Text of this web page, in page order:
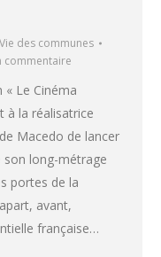
Vie des communes
commentaire
« Le Cinéma
à la réalisatrice
Macedo de lancer
son long-métrage
portes de la
avant,
française…